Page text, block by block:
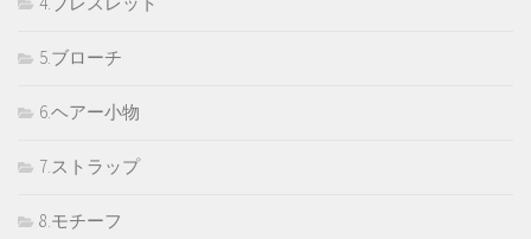
5.ブローチ
6.ヘアー小物
7.ストラップ
8.モチーフ